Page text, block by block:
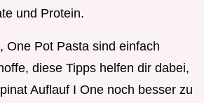
und Protein.
One Pot Pasta sind einfach
diese Tipps helfen dir dabei,
Auflauf I One noch besser zu